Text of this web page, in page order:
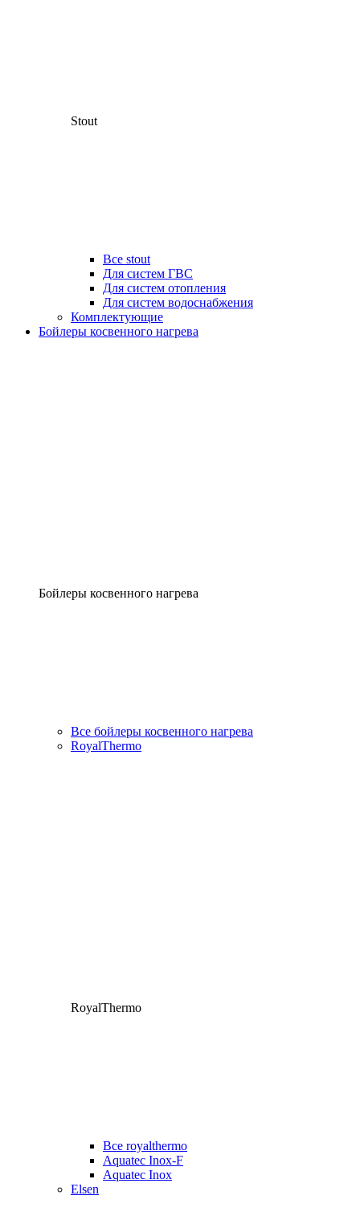
Stout
Все stout
Для систем ГВС
Для систем отопления
Для систем водоснабжения
Комплектующие
Бойлеры косвенного нагрева
Бойлеры косвенного нагрева
Все бойлеры косвенного нагрева
RoyalThermo
RoyalThermo
Все royalthermo
Aquatec Inox-F
Aquatec Inox
Elsen